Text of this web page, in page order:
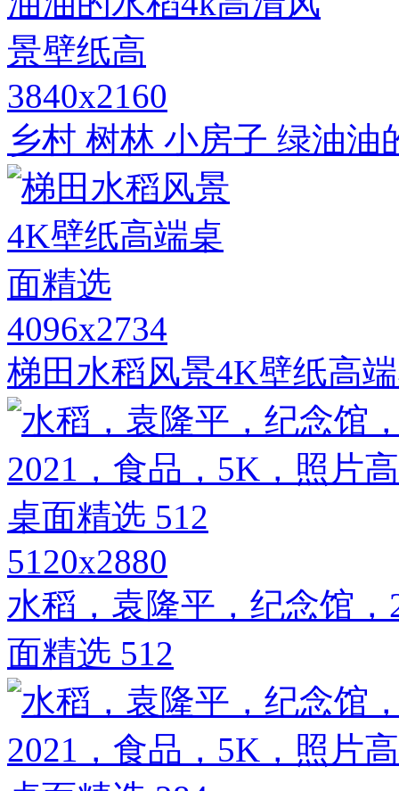
3840x2160
乡村 树林 小房子 绿油
4096x2734
梯田水稻风景4K壁纸高
5120x2880
水稻，袁隆平，纪念馆
面精选 512